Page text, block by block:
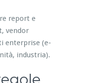
report e
vendor
enterprise (e-
industria).